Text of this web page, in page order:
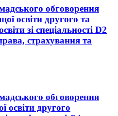
обговорення
освіти другого та
зі спеціальності D2
страхування та
обговорення
освіти другого